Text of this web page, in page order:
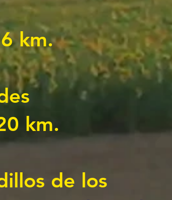
km.
km.
de los